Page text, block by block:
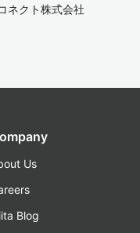
ネクト株式会社
Us
Blog